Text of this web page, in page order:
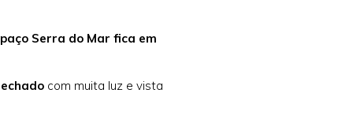
Serra do Mar fica em
com muita luz e vista